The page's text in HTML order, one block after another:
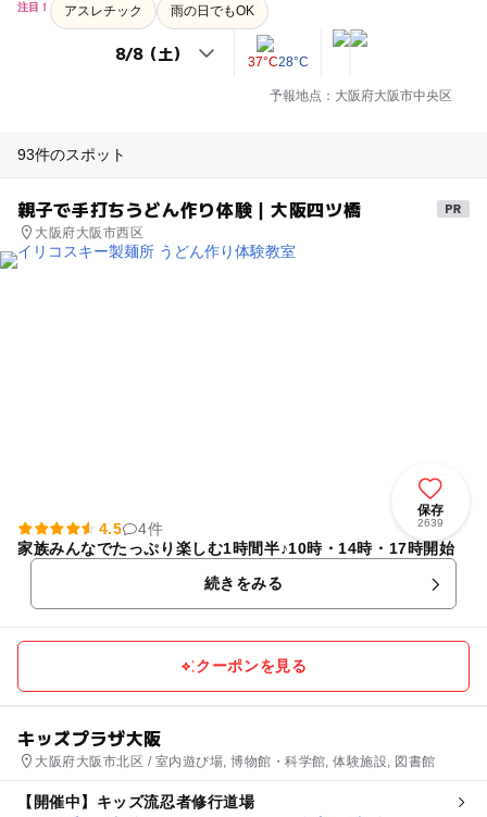
注目！ アスレチック 雨の日でもOK
37°C28°C
予報地点：大阪府大阪市中央区
93件のスポット
親子で手打ちうどん作り体験｜大阪四ツ橋
大阪府大阪市西区
保存
2639
4.5
4件
家族みんなでたっぷり楽しむ1時間半♪10時・14時・17時開始
続きをみる
クーポンを見る
キッズプラザ大阪
大阪府大阪市北区 / 室内遊び場, 博物館・科学館, 体験施設, 図書館
【開催中】キッズ流忍者修行道場